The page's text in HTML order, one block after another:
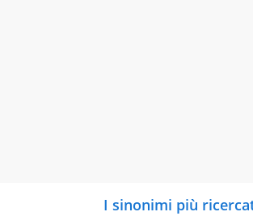
I sinonimi più